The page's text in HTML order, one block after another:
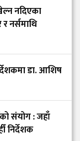
नदिएका
नर्समाथि
डा. आशिष
संयोग : जहाँ
निर्देशक